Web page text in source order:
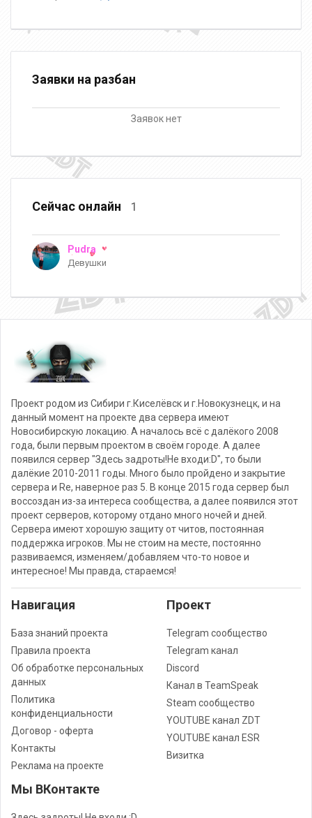
Заявки на разбан
Заявок нет
Сейчас онлайн 1
Pudra
Девушки
Проект родом из Сибири г.Киселёвск и г.Новокузнецк, и на
данный момент на проекте два сервера имеют
Новосибирскую локацию. А началось всё с далёкого 2008
года, были первым проектом в своём городе. А далее
появился сервер "Здесь задроты!Не входи:D", то были
далёкие 2010-2011 годы. Много было пройдено и закрытие
сервера и Re, наверное раз 5. В конце 2015 года сервер был
воссоздан из-за интереса сообщества, а далее появился этот
проект серверов, которому отдано много ночей и дней.
Сервера имеют хорошую защиту от читов, постоянная
поддержка игроков. Мы не стоим на месте, постоянно
развиваемся, изменяем/добавляем что-то новое и
интересное! Мы правда, стараемся!
Навигация
База знаний проекта
Правила проекта
Об обработке персональных
данных
Политика
конфиденциальности
Договор - оферта
Контакты
Реклама на проекте
Проект
Telegram сообщество
Telegram канал
Discord
Канал в TeamSpeak
Steam сообщество
YOUTUBE канал ZDT
YOUTUBE канал ESR
Визитка
Мы ВКонтакте